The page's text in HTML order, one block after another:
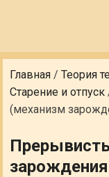
Главная /Теория
Старение и отпуск
(механизм